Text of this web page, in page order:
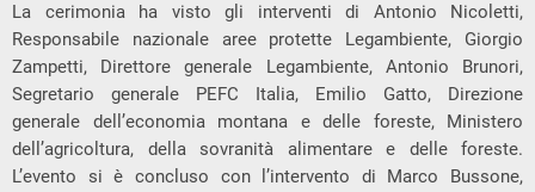
La cerimonia ha visto gli interventi di Antonio Nicoletti,
Responsabile nazionale aree protette Legambiente, Giorgio
Zampetti, Direttore generale Legambiente, Antonio Brunori,
Segretario generale PEFC Italia, Emilio Gatto, Direzione
generale dell’economia montana e delle foreste, Ministero
dell’agricoltura, della sovranità alimentare e delle foreste.
L’evento si è concluso con l’intervento di Marco Bussone,